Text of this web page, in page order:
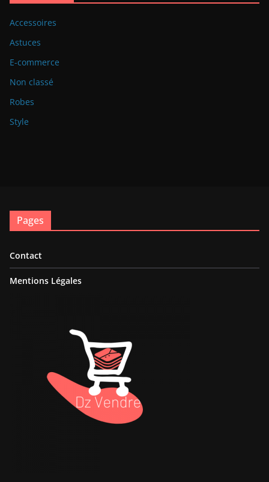
Accessoires
Astuces
E-commerce
Non classé
Robes
Style
Pages
Contact
Mentions Légales